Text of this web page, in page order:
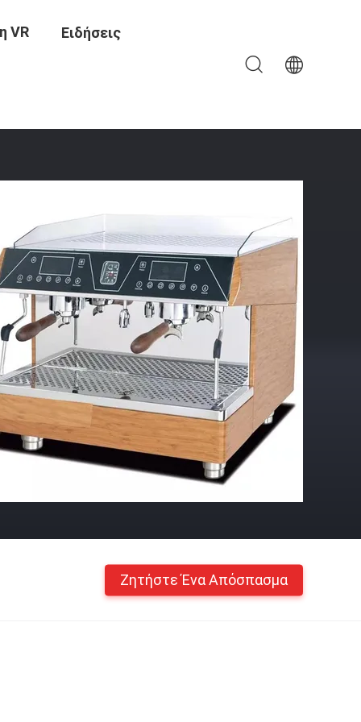
VR Ειδήσεις
Ζητήστε Ένα Απόσπασμα